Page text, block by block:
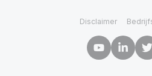
Disclaimer